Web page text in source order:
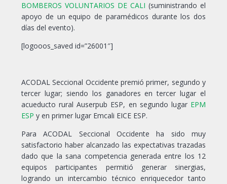
BOMBEROS VOLUNTARIOS DE CALI (suministrando el
apoyo de un equipo de paramédicos durante los dos
días del evento).
[logooos_saved id=”26001″]
ACODAL Seccional Occidente premió primer, segundo y
tercer lugar; siendo los ganadores en tercer lugar el
acueducto rural Auserpub ESP, en segundo lugar EPM
ESP y en primer lugar Emcali EICE ESP.
Para ACODAL Seccional Occidente ha sido muy
satisfactorio haber alcanzado las expectativas trazadas
dado que la sana competencia generada entre los 12
equipos participantes permitió generar sinergias,
logrando un intercambio técnico enriquecedor tanto